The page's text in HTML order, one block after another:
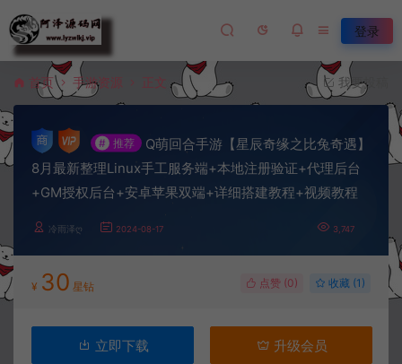
登录
首页 手游资源 正文 我要投稿
# 推荐
Q萌回合手游【星辰奇缘之比兔奇遇】
8月最新整理Linux手工服务端+本地注册验证+代理后台
+GM授权后台+安卓苹果双端+详细搭建教程+视频教程
冷雨泽ღ 2024-08-17 3,747
¥ 30 星钻 点赞 (0) 收藏 (1)
立即下载 升级会员